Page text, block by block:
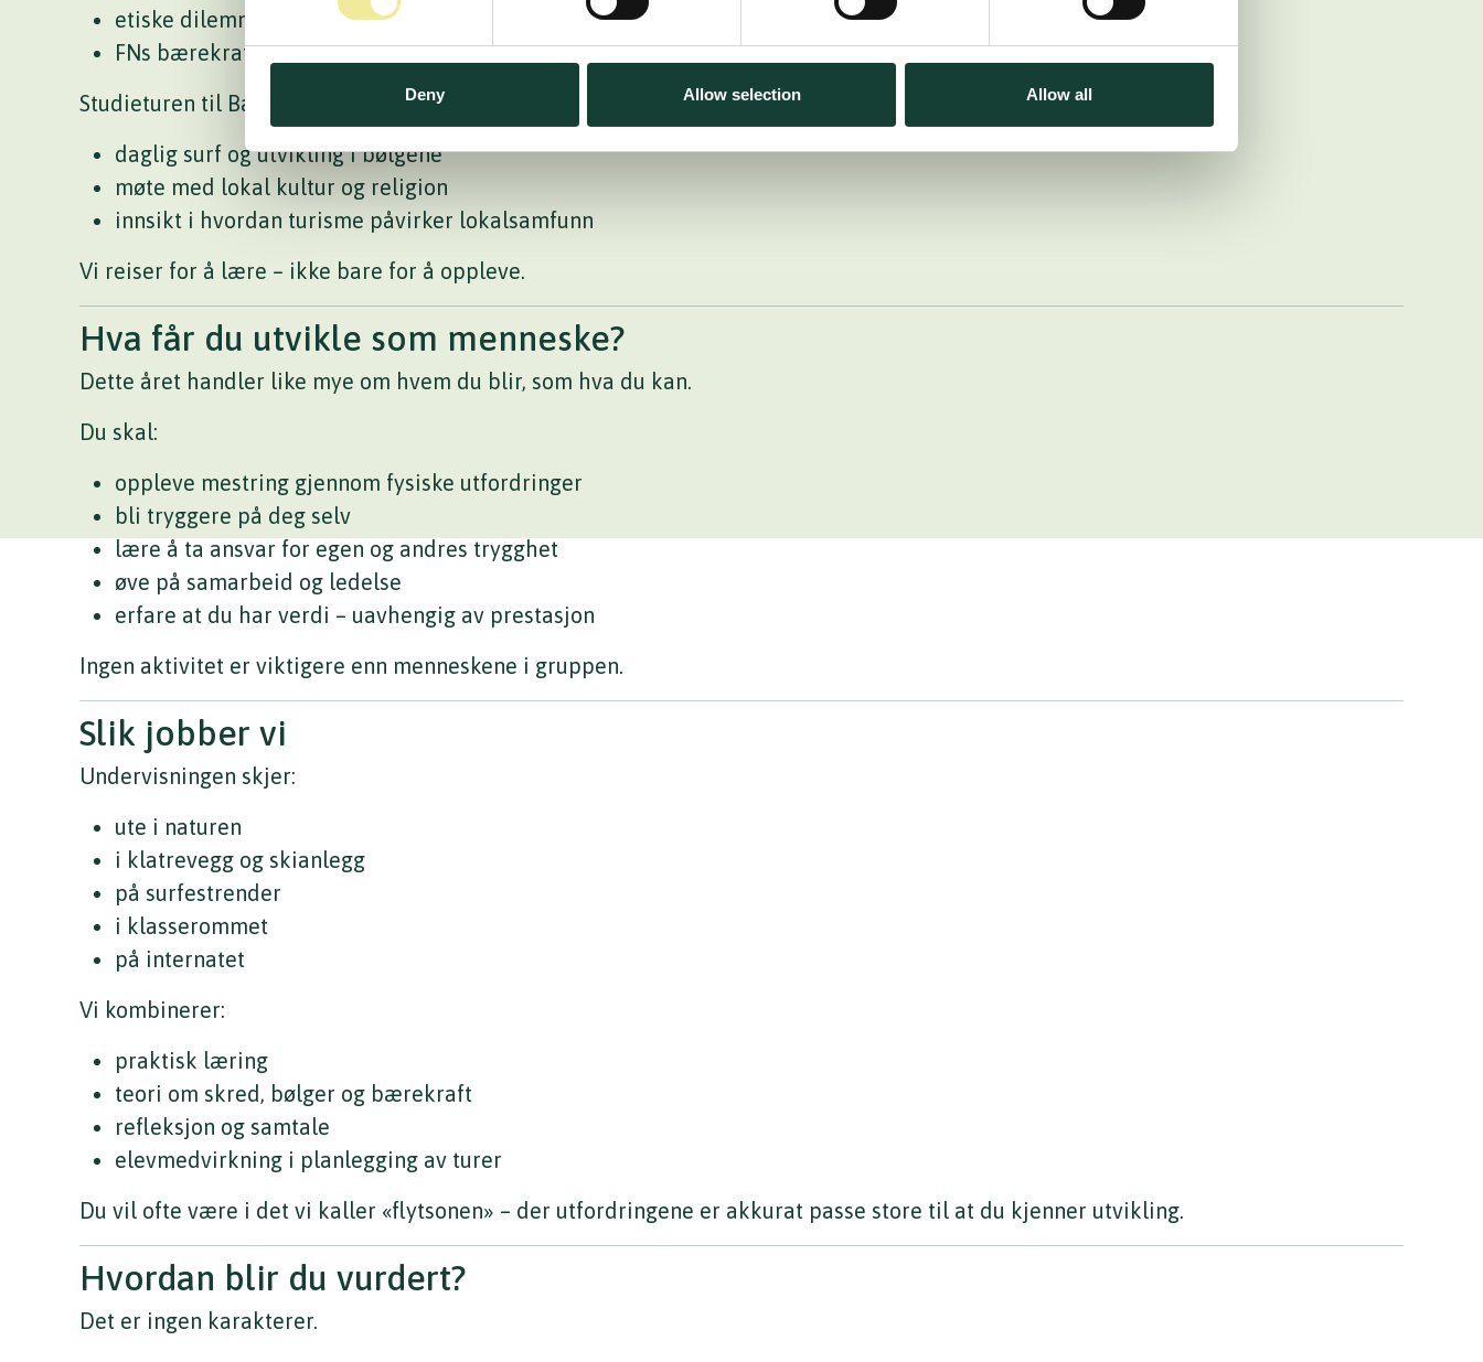
Deny Allow selection Allow all
etiske dilemmaer knyttet til forbruk og flyreiser
FNs bærekraftsmål 3, 4, 10 og 12
Studieturen til Bali (3–4 uker) gir deg:
daglig surf og utvikling i bølgene
møte med lokal kultur og religion
innsikt i hvordan turisme påvirker lokalsamfunn
Vi reiser for å lære – ikke bare for å oppleve.
Hva får du utvikle som menneske?
Dette året handler like mye om hvem du blir, som hva du kan.
Du skal:
oppleve mestring gjennom fysiske utfordringer
bli tryggere på deg selv
lære å ta ansvar for egen og andres trygghet
øve på samarbeid og ledelse
erfare at du har verdi – uavhengig av prestasjon
Ingen aktivitet er viktigere enn menneskene i gruppen.
Slik jobber vi
Undervisningen skjer:
ute i naturen
i klatrevegg og skianlegg
på surfestrender
i klasserommet
på internatet
Vi kombinerer:
praktisk læring
teori om skred, bølger og bærekraft
refleksjon og samtale
elevmedvirkning i planlegging av turer
Du vil ofte være i det vi kaller «flytsonen» – der utfordringene er akkurat passe store til at du kjenner utvikling.
Hvordan blir du vurdert?
Det er ingen karakterer.